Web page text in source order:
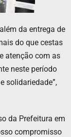
da entrega de
do que cestas
atenção com as
neste período
solidariedade”,
da Prefeitura em
compromisso